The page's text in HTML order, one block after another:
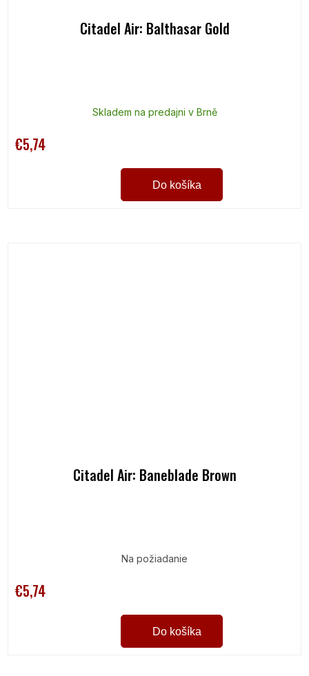
Citadel Air: Balthasar Gold
Skladem na predajni v Brně
€5,74
Do košíka
Citadel Air: Baneblade Brown
Na požiadanie
€5,74
Do košíka